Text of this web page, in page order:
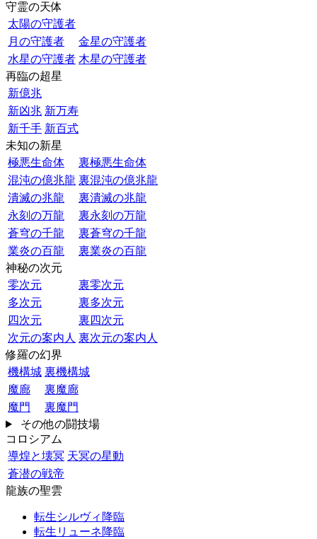
守霊の天体
太陽の守護者
月の守護者
金星の守護者
水星の守護者 木星の守護者
再臨の超星
新億兆
新凶兆 新万寿
新千手 新百式
未知の新星
極悪生命体
裏極悪生命体
混沌の億兆龍 裏混沌の億兆龍
潰滅の兆龍
裏潰滅の兆龍
永刻の万龍
裏永刻の万龍
蒼穹の千龍
裏蒼穹の千龍
業炎の百龍
裏業炎の百龍
神秘の次元
零次元
裏零次元
多次元
裏多次元
四次元
裏四次元
次元の案内人 裏次元の案内人
修羅の幻界
機構城 裏機構城
魔廊
裏魔廊
魔門
裏魔門
その他の闘技場
コロシアム
導煌と壊冥 天冥の星動
蒼潜の戦帝
龍族の聖雲
転生シルヴィ降臨
転生リューネ降臨